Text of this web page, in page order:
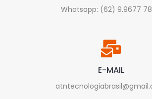
Whatsapp: (62) 9.9677
E-MAIL